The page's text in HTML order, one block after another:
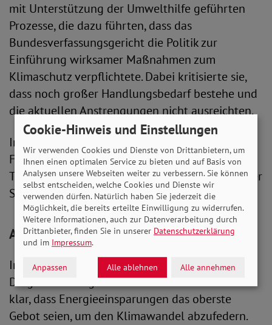
mit Unterstützung der Umwelthilfe geführten
Prozesse, die dazu führten, dass das
Bundesverfassungsgericht die Politik zur
Einführung wirksamer Maßnahmen zum
Klimaschutz verpflichtete. Dabei kritisierte sie,
dass noch großer Handlungsbedarf bestehe und
die aktuellen Anstrengungen nicht ausreichten.
In einem Nachrichtenblock informierte Tristan
Frederichs über aktuelle Entwickungen zum
Thema und auch für musikalische Begleitung der
Sendung war wieder gesorgt.
Auf Stimmen junger Menschen hören
Im Schlussplädoyer wurden vor allem zwei
Dinge deutlich gemacht: Barbara Metz machte
klar, dass Energieeinsparungen das oberste
Gebot seien, um den Klimawandel abzufedern.
Cookie-Hinweis und Einstellungen
Wir verwenden Cookies und Dienste von Drittanbietern, um
Ihnen einen optimalen Service zu bieten und auf Basis von
Analysen unsere Webseiten weiter zu verbessern. Sie können
selbst entscheiden, welche Cookies und Dienste wir
verwenden dürfen. Natürlich haben Sie jederzeit die
Möglichkeit, die bereits erteilte Einwilligung zu widerrufen.
Weitere Informationen, auch zur Datenverarbeitung durch
Drittanbieter, finden Sie in unserer Datenschutzerklärung
und im Impressum.
Anpassen Alle ablehnen Alle annehmen